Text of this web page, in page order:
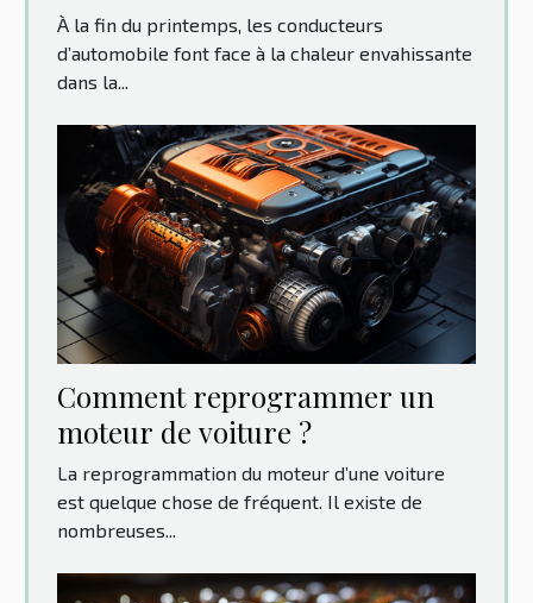
À la fin du printemps, les conducteurs
d’automobile font face à la chaleur envahissante
dans la...
Comment reprogrammer un
moteur de voiture ?
La reprogrammation du moteur d’une voiture
est quelque chose de fréquent. Il existe de
nombreuses...